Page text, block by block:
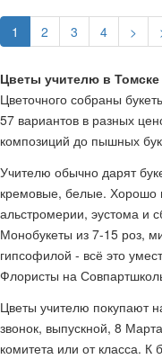
1 2 3 4 >
Цветы учителю в Томске
Цветочного собраны
57 вариантов в разных
композиций до пышных
Учителю обычно дарят
кремовые, белые. Хорошо
альстромерии, эустома и
Монобукеты из 7-15 роз,
гипсофилой - всё это
Флористы на
Цветы учителю покупают
звонок, выпускной, 8
комитета или от класса. К